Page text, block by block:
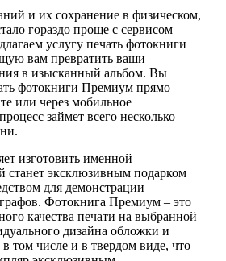
и их сохранение в физическом,
гораздо проще с сервисом
услугу печать фотокниги
вам превратить ваши
в изысканный альбом. Вы
фотокниги Премиум прямо
или через мобильное
займет всего несколько
изготовить именной
станет эксклюзивным подарком
для демонстрации
Фотокнига Премиум – это
качества печати на выбранной
дизайна обложки и
том числе и в твердом виде, что